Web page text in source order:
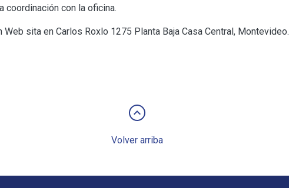
coordinación con la oficina.
Web sita en Carlos Roxlo 1275 Planta Baja Casa Central, Montevideo.
keyboard_arrow_up
Volver arriba